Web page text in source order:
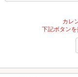
カレ
下記ボタンを